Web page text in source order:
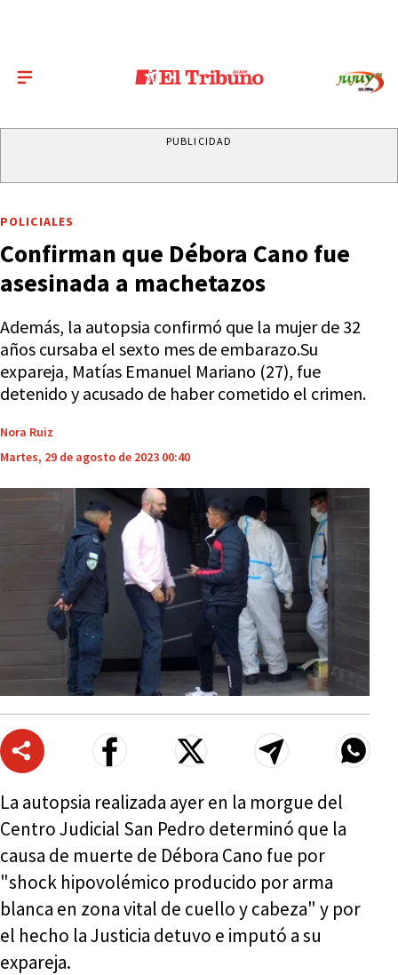
PUBLICIDAD
POLICIALES
Confirman que Débora Cano fue
asesinada a machetazos
Además, la autopsia confirmó que la mujer de 32
años cursaba el sexto mes de embarazo.Su
expareja, Matías Emanuel Mariano (27), fue
detenido y acusado de haber cometido el crimen.
Nora Ruiz
Martes, 29 de agosto de 2023 00:40
La autopsia realizada ayer en la morgue del
Centro Judicial San Pedro determinó que la
causa de muerte de Débora Cano fue por
"shock hipovolémico producido por arma
blanca en zona vital de cuello y cabeza" y por
el hecho la Justicia detuvo e imputó a su
expareja.